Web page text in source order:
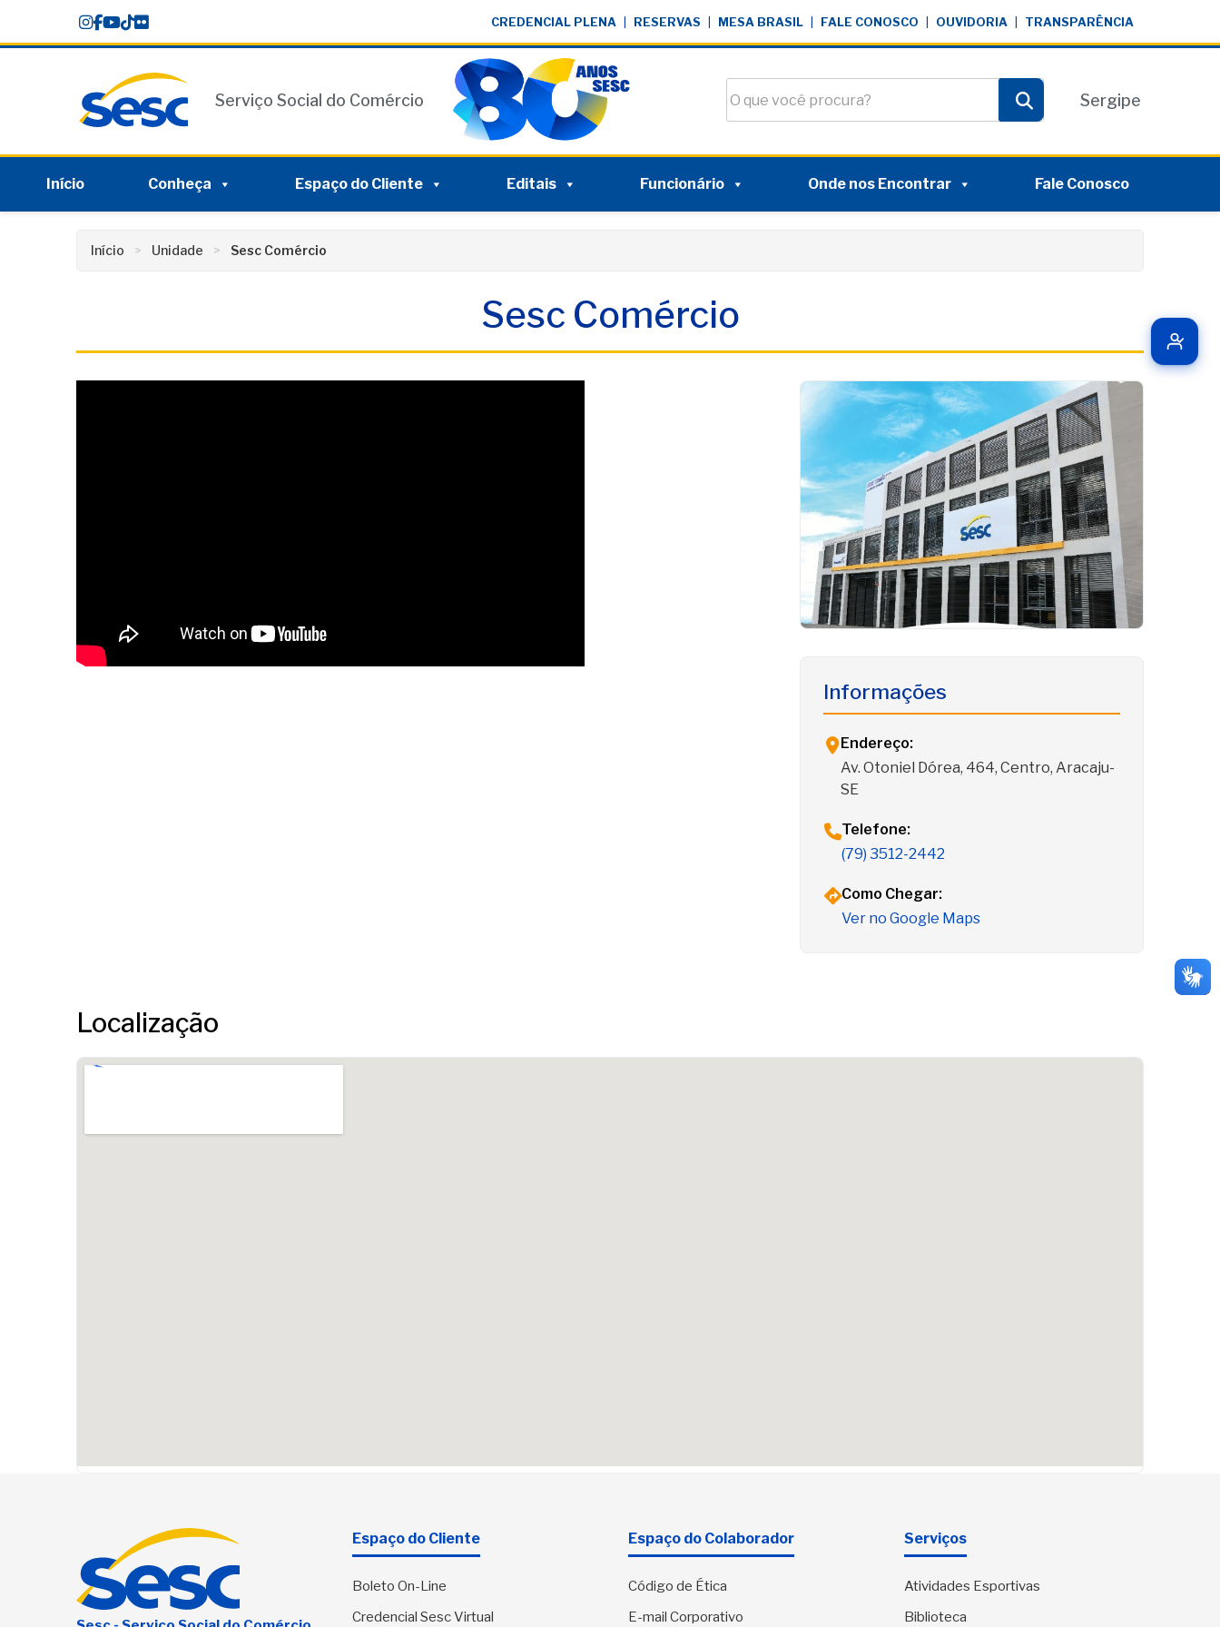
content
CREDENCIAL PLENA RESERVAS MESA BRASIL FALE CONOSCO OUVIDORIA TRANSPARÊNCIA
Serviço Social do Comércio
Pesquisar
Sergipe
Início Conheça Espaço do Cliente Editais Funcionário Onde nos Encontrar Fale Conosco
Início Unidade Sesc Comércio
Sesc Comércio
Informações
Endereço:
Av. Otoniel Dórea, 464, Centro, Aracaju-
SE
Telefone:
(79) 3512-2442
Como Chegar:
Ver no Google Maps
Localização
Espaço do Cliente
Boleto On-Line
Credencial Sesc Virtual
Espaço do Colaborador
Código de Ética
E-mail Corporativo
Serviços
Atividades Esportivas
Biblioteca